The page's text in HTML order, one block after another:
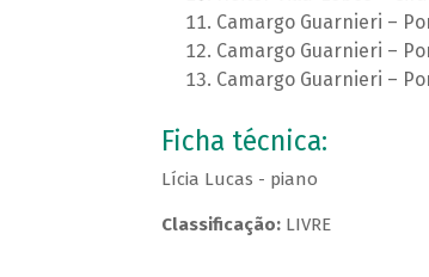
Camargo Guarnieri –
Camargo Guarnieri –
Camargo Guarnieri –
Ficha técnica:
Lícia Lucas - piano
Classificação:LIVRE